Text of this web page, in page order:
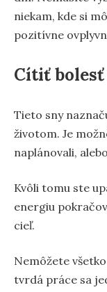
niekam, kde si
pozitívne
Cítiť
Tieto sny
životom. Je
naplánovali,
Kvôli tomu ste
energiu
cieľ.
Nemôžete
tvrdá práce sa